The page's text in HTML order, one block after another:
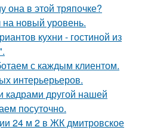
она в этой тряпочке?
новый уровень.
кухни - гостиной из
с каждым клиентом.
интерьерьеров.
кадрами другой нашей
посуточно.
24 м 2 в ЖК дмитровское